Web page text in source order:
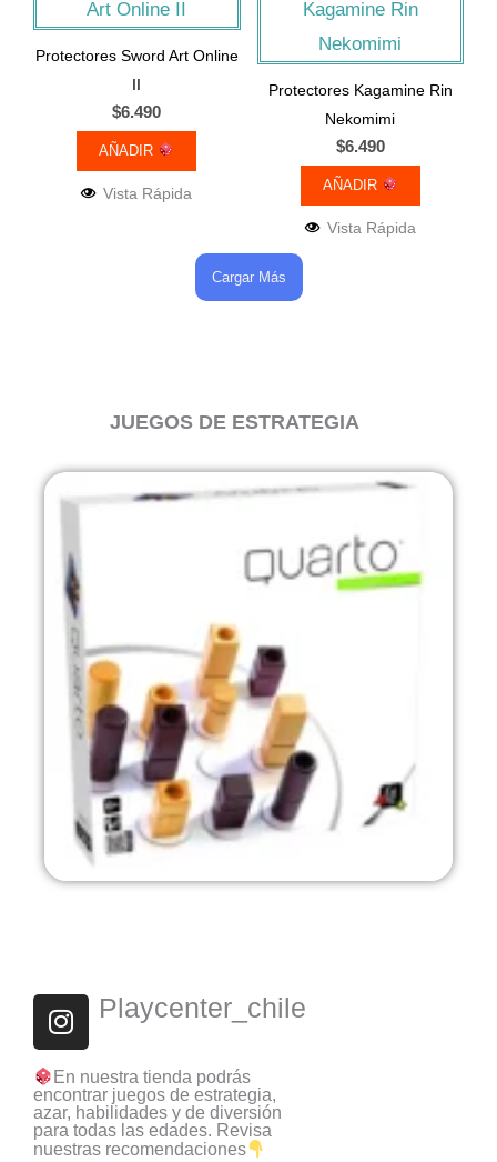
Protectores Sword Art Online
II
$6.490
AÑADIR
Vista Rápida
Protectores Kagamine Rin
Nekomimi
$6.490
AÑADIR
Vista Rápida
Cargar Más
JUEGOS DE ESTRATEGIA
I
n
s
t
a
g
Playcenter_chile
En nuestra tienda podrás
encontrar juegos de estrategia,
azar, habilidades y de diversión
para todas las edades. Revisa
nuestras recomendaciones